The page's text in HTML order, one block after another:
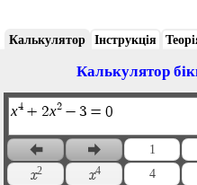
Калькулятор Інструкція
Калькулятор
x4 + 2x2 − 3 = 0
  1
x2 x4 4